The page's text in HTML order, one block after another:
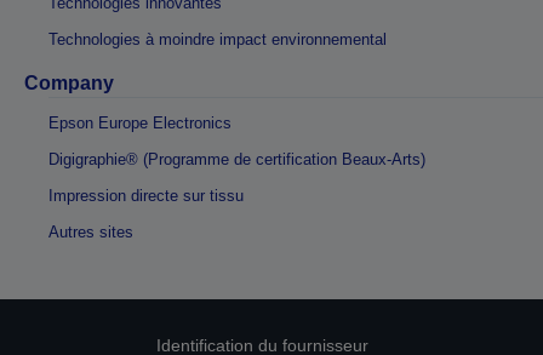
Technologies à moindre impact environnemental
Company
Epson Europe Electronics
Digigraphie® (Programme de certification Beaux-Arts)
Impression directe sur tissu
Autres sites
Identification du fournisseur